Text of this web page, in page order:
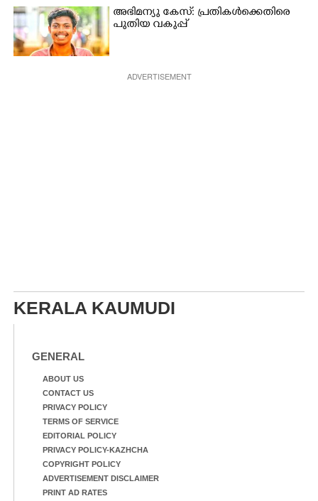
അഭിമന്യു കേസ്: പ്രതികൾക്കെതിരെ
പുതിയ വകുപ്പ്
ADVERTISEMENT
KERALA KAUMUDI
GENERAL
ABOUT US
CONTACT US
PRIVACY POLICY
TERMS OF SERVICE
EDITORIAL POLICY
PRIVACY POLICY-KAZHCHA
COPYRIGHT POLICY
ADVERTISEMENT DISCLAIMER
PRINT AD RATES